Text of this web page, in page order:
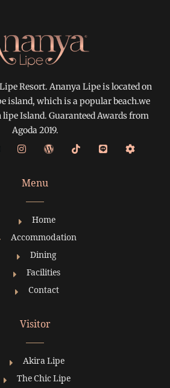
Resort. Ananya Lipe is located on
island, which is a popular beach.we
lipe Island. Guaranteed Awards from
Agoda 2019.
Menu
Home
Accommodation
Dining
Facilities
Contact
Visitor
Akira Lipe
The Chic Lipe